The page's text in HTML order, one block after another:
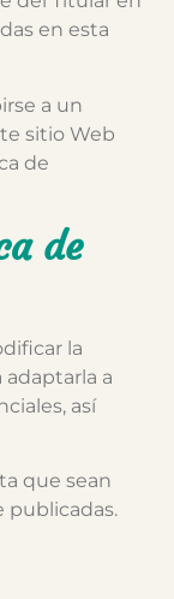
en esta
a un
sitio Web
de
de
la
a
así
que sean
publicadas.